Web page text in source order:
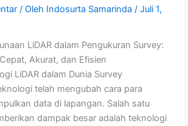
/ Oleh Indosurta Samarinda/Juli 1,
LiDAR dalam Pengukuran Survey:
Akurat, dan Efisien
LiDAR dalam Dunia Survey
telah mengubah cara para
data di lapangan. Salah satu
dampak besar adalah teknologi